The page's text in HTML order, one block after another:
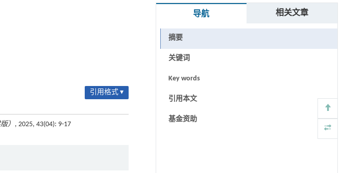
引用格式 ▾
） , 2025, 43(04): 9-17
导航 相关文章
摘要
关键词
Key words
引用本文
基金资助